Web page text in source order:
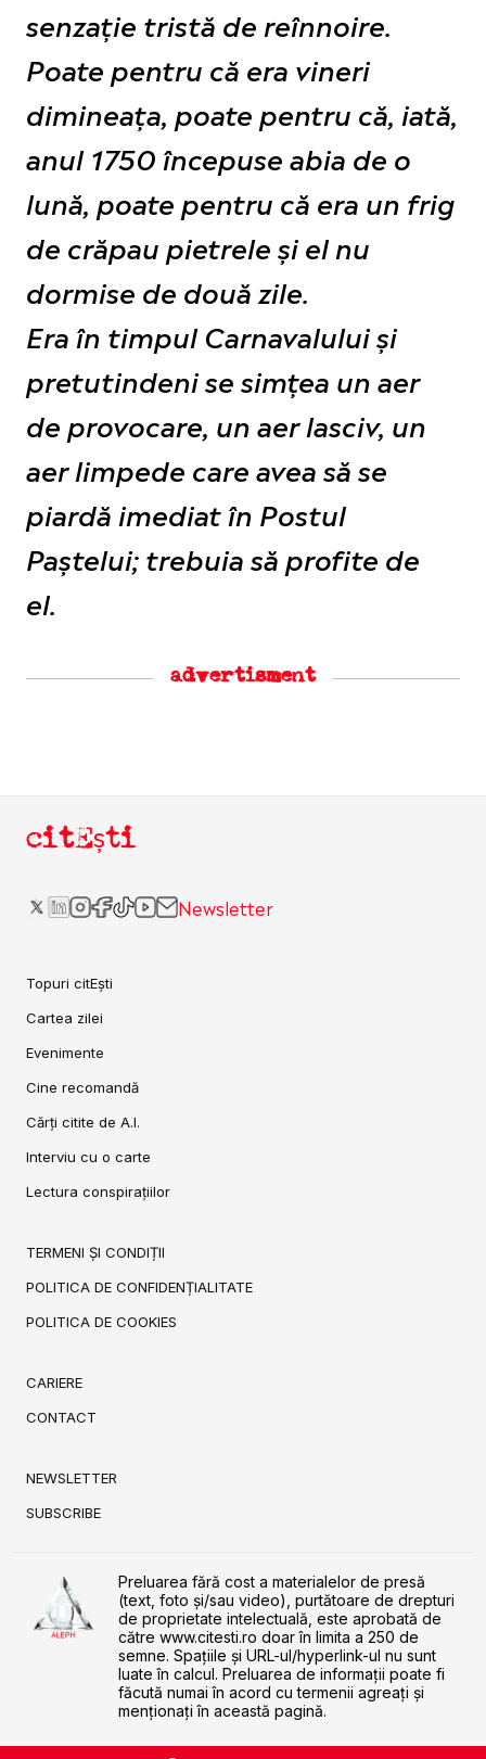
senzație tristă de reînnoire.
Poate pentru că era vineri
dimineața, poate pentru că, iată,
anul 1750 începuse abia de o
lună, poate pentru că era un frig
de crăpau pietrele și el nu
dormise de două zile.
Era în timpul Carnavalului și
pretutindeni se simțea un aer
de provocare, un aer lasciv, un
aer limpede care avea să se
piardă imediat în Postul
Paștelui; trebuia să profite de
el.
advertisment
citEști
Newsletter
Topuri citEști
Cartea zilei
Evenimente
Cine recomandă
Cărți citite de A.I.
Interviu cu o carte
Lectura conspirațiilor
TERMENI ȘI CONDIȚII
POLITICA DE CONFIDENȚIALITATE
POLITICA DE COOKIES
CARIERE
CONTACT
NEWSLETTER
SUBSCRIBE
Preluarea fără cost a materialelor de presă
(text, foto și/sau video), purtătoare de drepturi
de proprietate intelectuală, este aprobată de
către www.citesti.ro doar în limita a 250 de
semne. Spaţiile şi URL-ul/hyperlink-ul nu sunt
luate în calcul. Preluarea de informaţii poate fi
făcută numai în acord cu termenii agreaţi şi
menţionaţi în această pagină.